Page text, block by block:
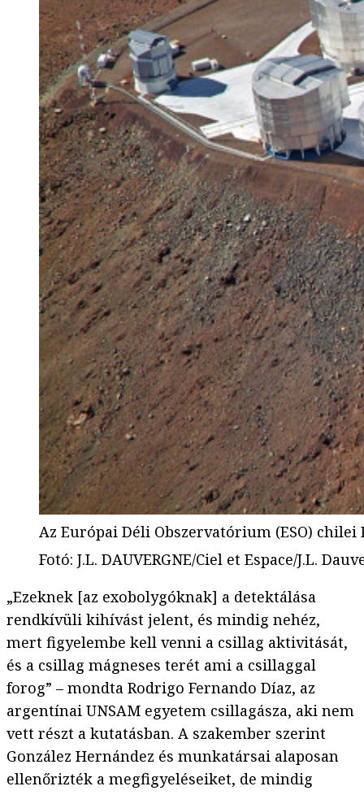
Az Európai Déli Obszervatórium (ESO)
Fotó: J.L. DAUVERGNE/Ciel et Espace/J.L.
„Ezeknek [az exobolygóknak] a detektálása
rendkívüli kihívást jelent, és mindig nehéz,
mert figyelembe kell venni a csillag aktivitását,
és a csillag mágneses terét ami a csillaggal
forog” – mondta Rodrigo Fernando Díaz, az
argentínai UNSAM egyetem csillagásza, aki nem
vett részt a kutatásban. A szakember szerint
González Hernández és munkatársai alaposan
ellenőrizték a megfigyeléseiket, de mindig